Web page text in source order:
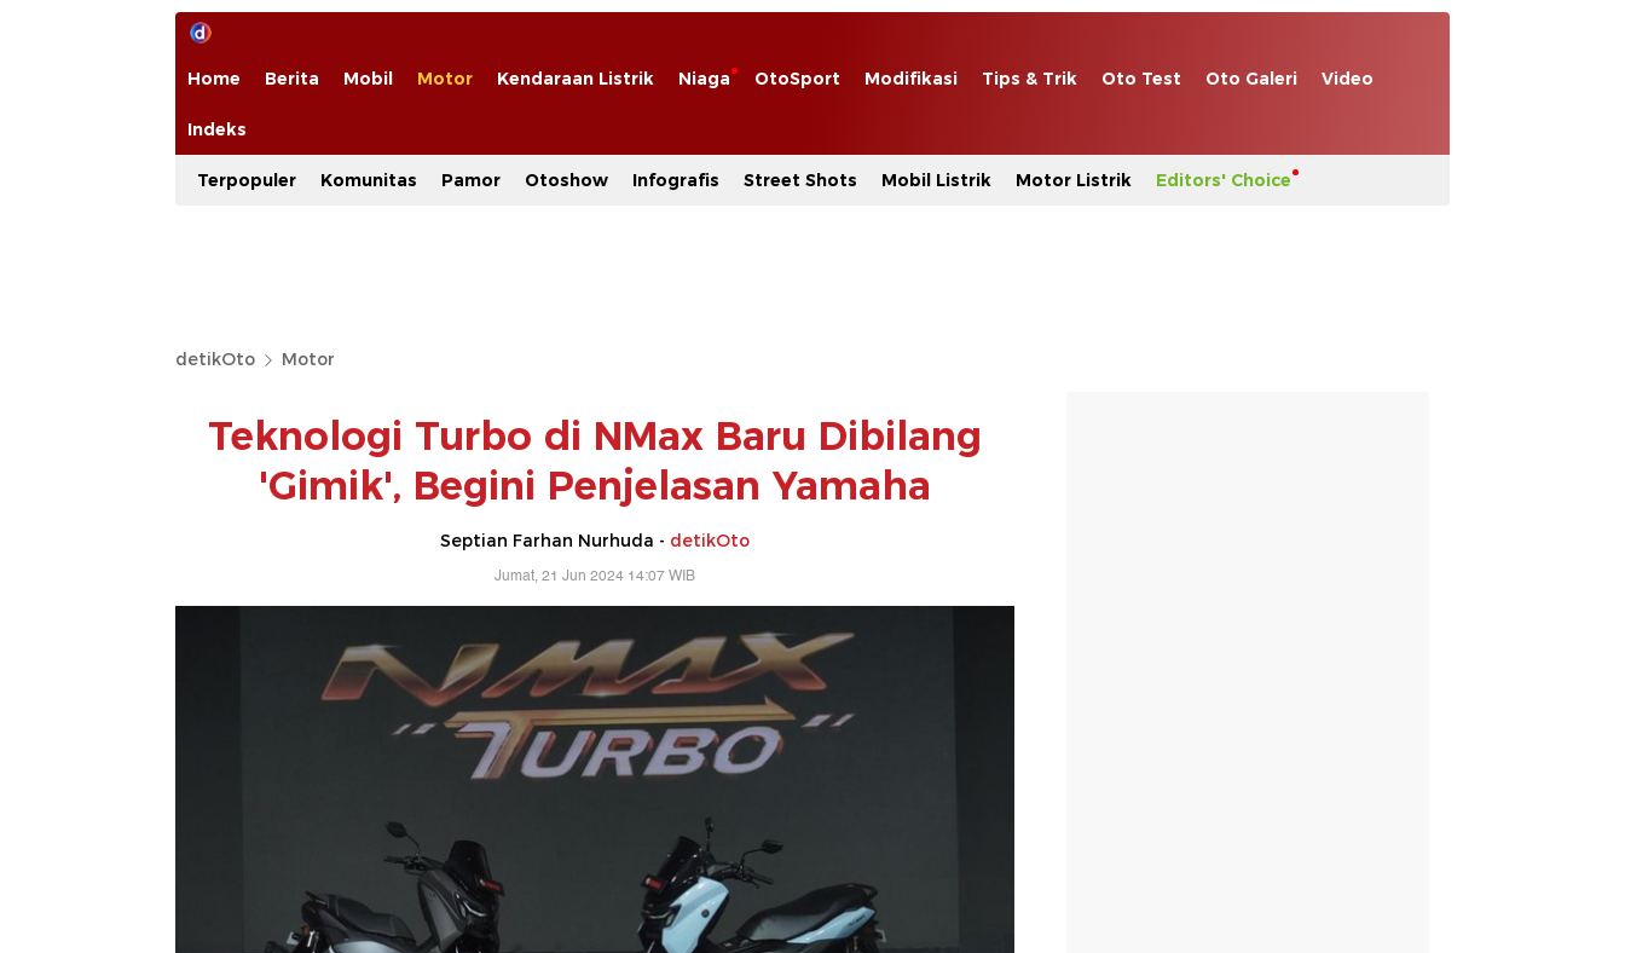
Home Berita Mobil Motor Kendaraan Listrik Niaga OtoSport Modifikasi Tips & Trik Oto Test Oto Galeri Video
Indeks
Terpopuler Komunitas Pamor Otoshow Infografis Street Shots Mobil Listrik Motor Listrik Editors' Choice
detikOto Motor
Teknologi Turbo di NMax Baru Dibilang
'Gimik', Begini Penjelasan Yamaha
Septian Farhan Nurhuda - detikOto
Jumat, 21 Jun 2024 14:07 WIB